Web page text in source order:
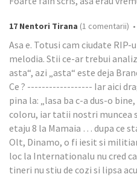
17 Nentori Tirana (1 comentarii)
Asa e. Totusi cam ciudate
melodia. Stii ce-ar trebui
asta“, azi „asta“ este deja
Ce ? ------------------ Iar aici
pina la: „lasa ba c-a dus-o
coloru, iar tatii nostri muncea
etaju 8 la Mamaia … dupa ce
Olt, Dinamo, o fi iesit si
loc la Internationalu nu cred
tineri nu stiu de cozi si lipsa